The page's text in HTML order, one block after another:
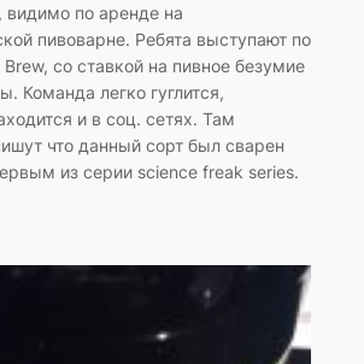
видимо по аренде на
пивоварне. Ребята выступают по
со ставкой на пивное безумие
Команда легко гуглится,
и в соц. сетях. Там
что данный сорт был сварен
из серии science freak series.